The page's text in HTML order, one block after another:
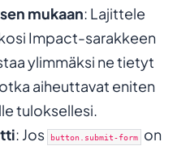
mukaan: Lajittele
Impact-sarakkeen
ylimmäksi ne tietyt
aiheuttavat eniten
tuloksellesi.
: Jos button.submit-form on